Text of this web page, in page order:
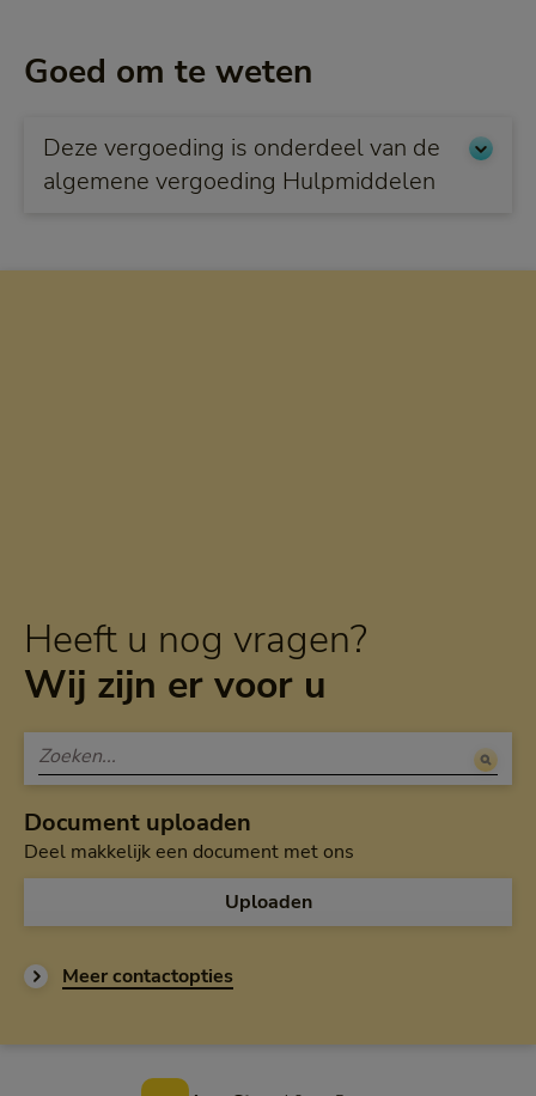
Goed om te weten
Deze vergoeding is onderdeel van de
algemene vergoeding Hulpmiddelen
Heeft u nog vragen?
Wij zijn er voor u
Document uploaden
Deel makkelijk een document met ons
Uploaden
Meer contactopties